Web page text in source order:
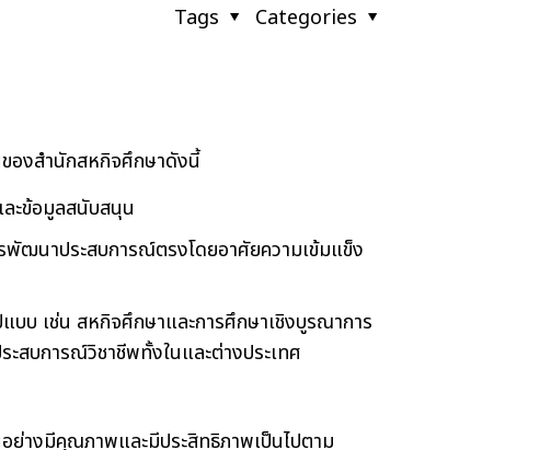
Categories
Tags
องสำนักสหกิจศึกษาดังนี้
ะข้อมูลสนับสนุน
พัฒนาประสบการณ์ตรงโดยอาศัยความเข้มแข็ง
บบ เช่น สหกิจศึกษาและการศึกษาเชิงบูรณาการ
บการณ์วิชาชีพทั้งในและต่างประเทศ
างมีคุณภาพและมีประสิทธิภาพเป็นไปตาม